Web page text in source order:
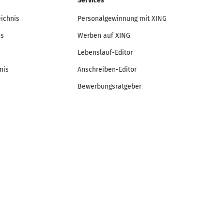
Personalgewinnung mit XING
Werben auf XING
Lebenslauf-Editor
Anschreiben-Editor
Bewerbungsratgeber